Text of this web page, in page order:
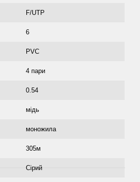
F/UTP
6
PVC
4 пари
0.54
мідь
моножила
305м
Сірий